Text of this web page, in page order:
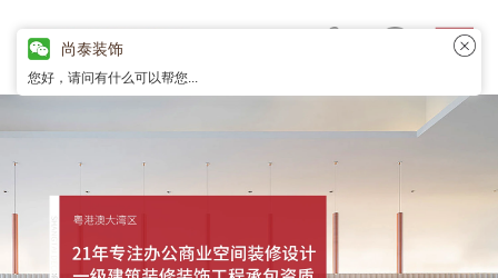
尚泰装饰
您好，请问有什么可以帮您...